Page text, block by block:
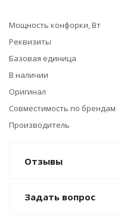
Мощность конфорки, Вт
Реквизиты
Базовая единица
В наличии
Оригинал
Совместимость по брендам
Производитель
Отзывы
Задать вопрос